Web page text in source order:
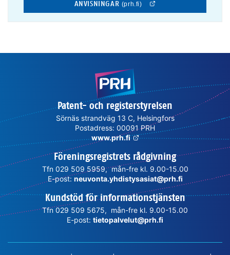
ANVISNINGAR (prh.fi)
Patent- och registerstyrelsen
Sörnäs strandväg 13 C, Helsingfors
Postadress: 00091 PRH
www.prh.fi
Föreningsregistrets rådgivning
Tfn 029 509 5959, mån-fre kl. 9.00-15.00
E-post:neuvonta.yhdistysasiat@prh.fi
Kundstöd för informationstjänsten
Tfn 029 509 5675, mån-fre kl. 9.00-15.00
E-post: tietopalvelut@prh.fi